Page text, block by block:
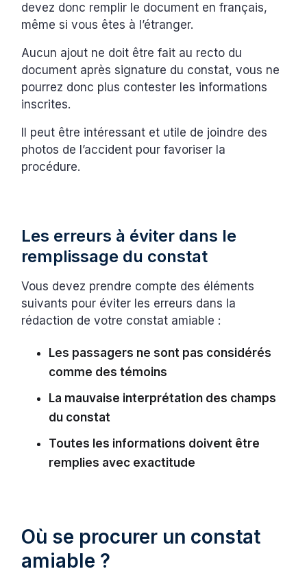
devez donc remplir le document en français,
même si vous êtes à l’étranger.
Aucun ajout ne doit être fait au recto du
document après signature du constat, vous ne
pourrez donc plus contester les informations
inscrites.
Il peut être intéressant et utile de joindre des
photos de l’accident pour favoriser la
procédure.
Les erreurs à éviter dans le
remplissage du constat
Vous devez prendre compte des éléments
suivants pour éviter les erreurs dans la
rédaction de votre constat amiable :
Les passagers ne sont pas considérés
comme des témoins
La mauvaise interprétation des champs
du constat
Toutes les informations doivent être
remplies avec exactitude
Où se procurer un constat
amiable ?